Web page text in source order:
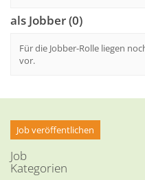
als Jobber (0)
Für die Jobber-Rolle liegen
vor.
Job veröffentlichen
Job
Kategorien